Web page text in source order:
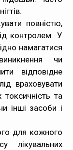
повністю,
контролем. У
намагатися
чи
відповідне
враховувати
токсичність та
інші засоби і
для кожного
лікувальних